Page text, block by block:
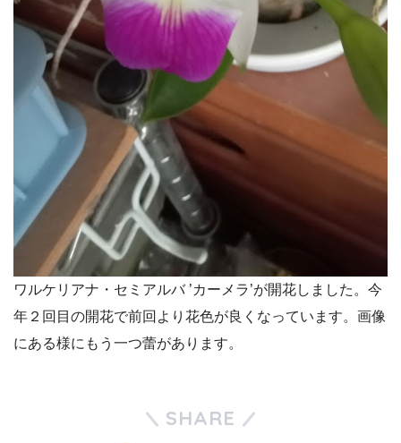
ワルケリアナ・セミアルバ ’カーメラ’が開花しました。今
年２回目の開花で前回より花色が良くなっています。画像
にある様にもう一つ蕾があります。
SHARE